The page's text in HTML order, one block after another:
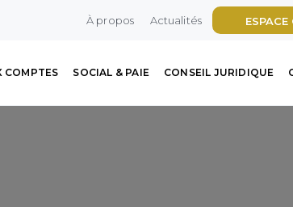
ESPACE
À propos Actualités
COMPTES SOCIAL & PAIE CONSEIL JURIDIQUE